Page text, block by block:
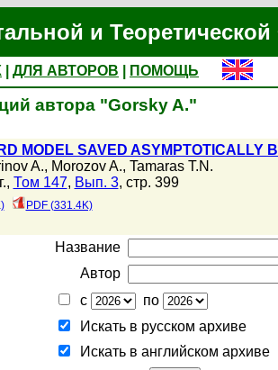
и Теоретической
ДЛЯ АВТОРОВ
ПОМОЩЬ
автора "Gorsky A."
MODEL SAVED ASYMPTOTICALLY
A., Morozov A., Tamaras T.N.
Том 147, Вып. 3, стр. 399
PDF (331.4K)
Название
Автор
с
по
Искать в русском архиве
Искать в английском архиве